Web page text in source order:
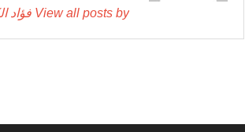
View all posts by فؤاد الكرمي →